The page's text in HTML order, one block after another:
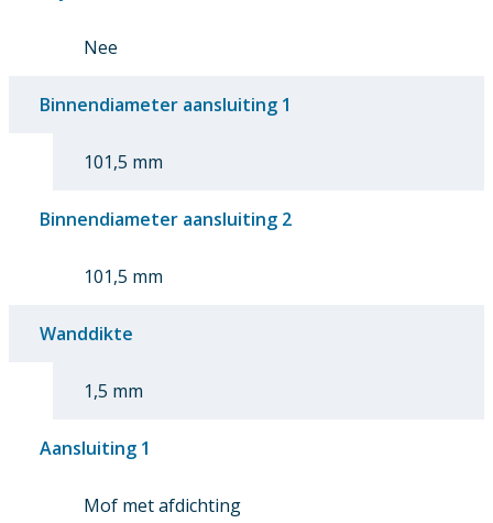
Nee
Binnendiameter aansluiting 1
101,5 mm
Binnendiameter aansluiting 2
101,5 mm
Wanddikte
1,5 mm
Aansluiting 1
Mof met afdichting